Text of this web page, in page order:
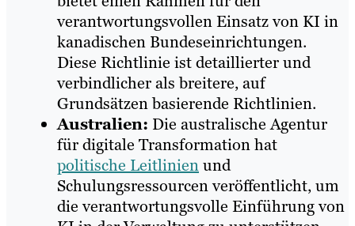
verantwortungsvollen Einsatz von KI in
kanadischen Bundeseinrichtungen.
Diese Richtlinie ist detaillierter und
verbindlicher als breitere, auf
Grundsätzen basierende Richtlinien.
Australien: Die australische Agentur
für digitale Transformation hat
politische Leitlinienund
Schulungsressourcen veröffentlicht, um
die verantwortungsvolle Einführung von